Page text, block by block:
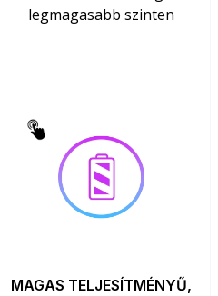
legmagasabb szinten
MAGAS TELJESÍTMÉNYŰ,